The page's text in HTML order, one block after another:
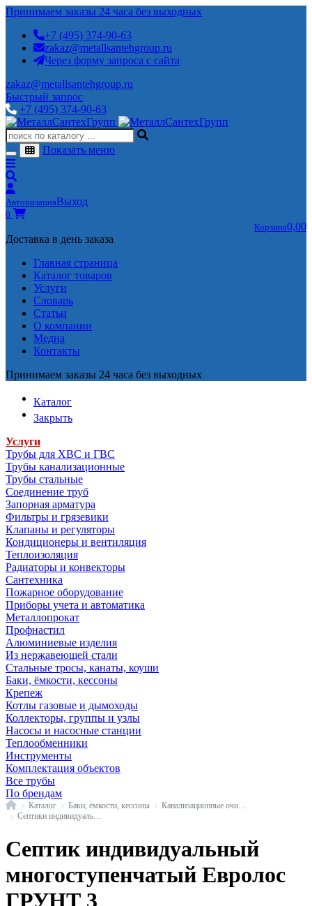
Принимаем заказы 24 часа без выходных
+7 (495) 374-90-63
zakaz@metallsantehgroup.ru
Через форму запроса с сайта
zakaz@metallsantehgroup.ru
Быстрый запрос
+7 (495) 374-90-63
Показать меню
АвторизацияВыход
0
Корзина0,00
Доставка в день заказа
Главная страница
Каталог товаров
Услуги
Словарь
Статьи
О компании
Медиа
Контакты
Принимаем заказы 24 часа без выходных
Каталог
Закрыть
Услуги
Трубы для ХВС и ГВС
Трубы канализационные
Трубы стальные
Соединение труб
Запорная арматура
Фильтры и грязевики
Клапаны и регуляторы
Кондиционеры и вентиляция
Теплоизоляция
Радиаторы и конвекторы
Сантехника
Пожарное оборудование
Приборы учета и автоматика
Металлопрокат
Профнастил
Алюминиевые изделия
Из нержавеющей стали
Стальные тросы, канаты, коуши
Баки, ёмкости, кессоны
Крепеж
Котлы газовые и дымоходы
Коллекторы, группы и узлы
Насосы и насосные станции
Теплообменники
Инструменты
Комплектация объектов
Все трубы
По брендам
ГлавнаяКаталог Баки, ёмкости, кессоны
Септики индивидуальные многоступенчатые
Септик индивидуальный
многоступенчатый Евролос
ГРУНТ 3